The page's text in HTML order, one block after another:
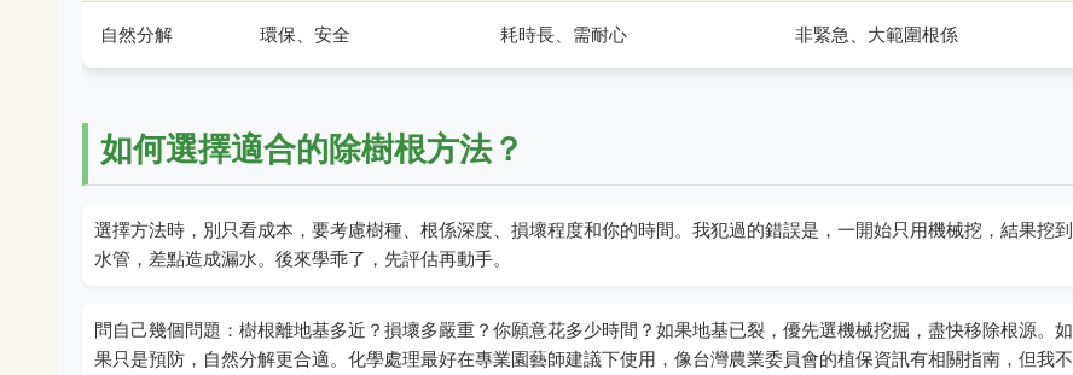
自然分解 環保、安全 耗時長、需耐心 非緊急、大範圍根係
如何選擇適合的除樹根方法？
選擇方法時，別只看成本，要考慮樹種、根係深度、損壞程度和你的時間。我犯過的錯誤是，一開始只用機械挖，結果挖到
水管，差點造成漏水。後來學乖了，先評估再動手。
問自己幾個問題：樹根離地基多近？損壞多嚴重？你願意花多少時間？如果地基已裂，優先選機械挖掘，盡快移除根源。如
果只是預防，自然分解更合適。化學處理最好在專業園藝師建議下使用，像台灣農業委員會的植保資訊有相關指南，但我不